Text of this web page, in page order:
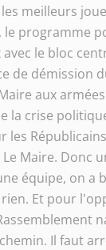
meilleurs
programme
le bloc
de démission
aux
la crise
les
Maire. Donc
équipe, on a
rien. Et pour
Il faut